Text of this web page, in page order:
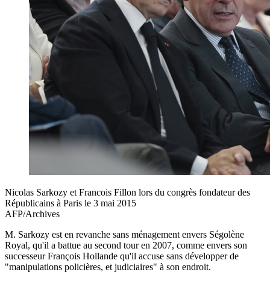
Nicolas Sarkozy et Francois Fillon lors du congrès fondateur des
Républicains à Paris le 3 mai 2015
AFP/Archives
M. Sarkozy est en revanche sans ménagement envers Ségolène
Royal, qu'il a battue au second tour en 2007, comme envers son
successeur François Hollande qu'il accuse sans développer de
"manipulations policières, et judiciaires" à son endroit.